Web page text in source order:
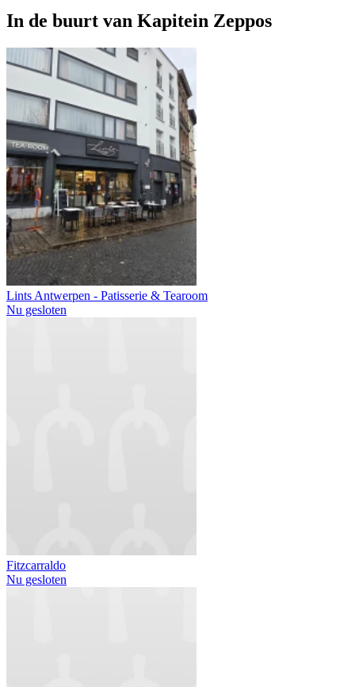
In de buurt van Kapitein Zeppos
Lints Antwerpen - Patisserie & Tearoom
Nu gesloten
Fitzcarraldo
Nu gesloten